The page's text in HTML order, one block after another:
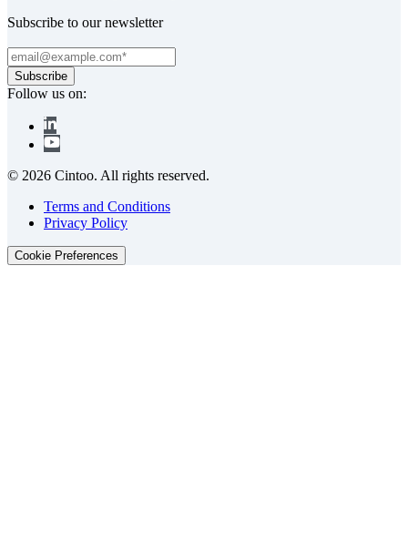
Subscribe to our newsletter
Follow us on:
© 2026 Cintoo. All rights reserved.
Terms and Conditions
Privacy Policy
Cookie Preferences